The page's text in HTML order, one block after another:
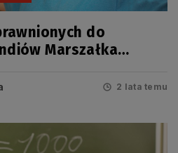
do
Marszałka
2 lata temu